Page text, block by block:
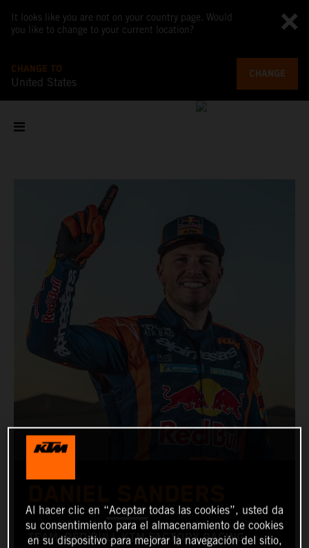
It looks like you are not on your country page. Would
you like to change to your current location?
CHANGE TO
United States
CHANGE
TEAM: RED BULL KTM FACTORY RACING
Al hacer clic en “Aceptar todas las cookies”, usted da
su consentimiento para el almacenamiento de cookies
en su dispositivo para mejorar la navegación del sitio,